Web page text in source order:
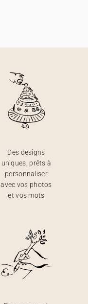
Des designs
uniques, prêts à
personnaliser
avec vos photos
et vos mots